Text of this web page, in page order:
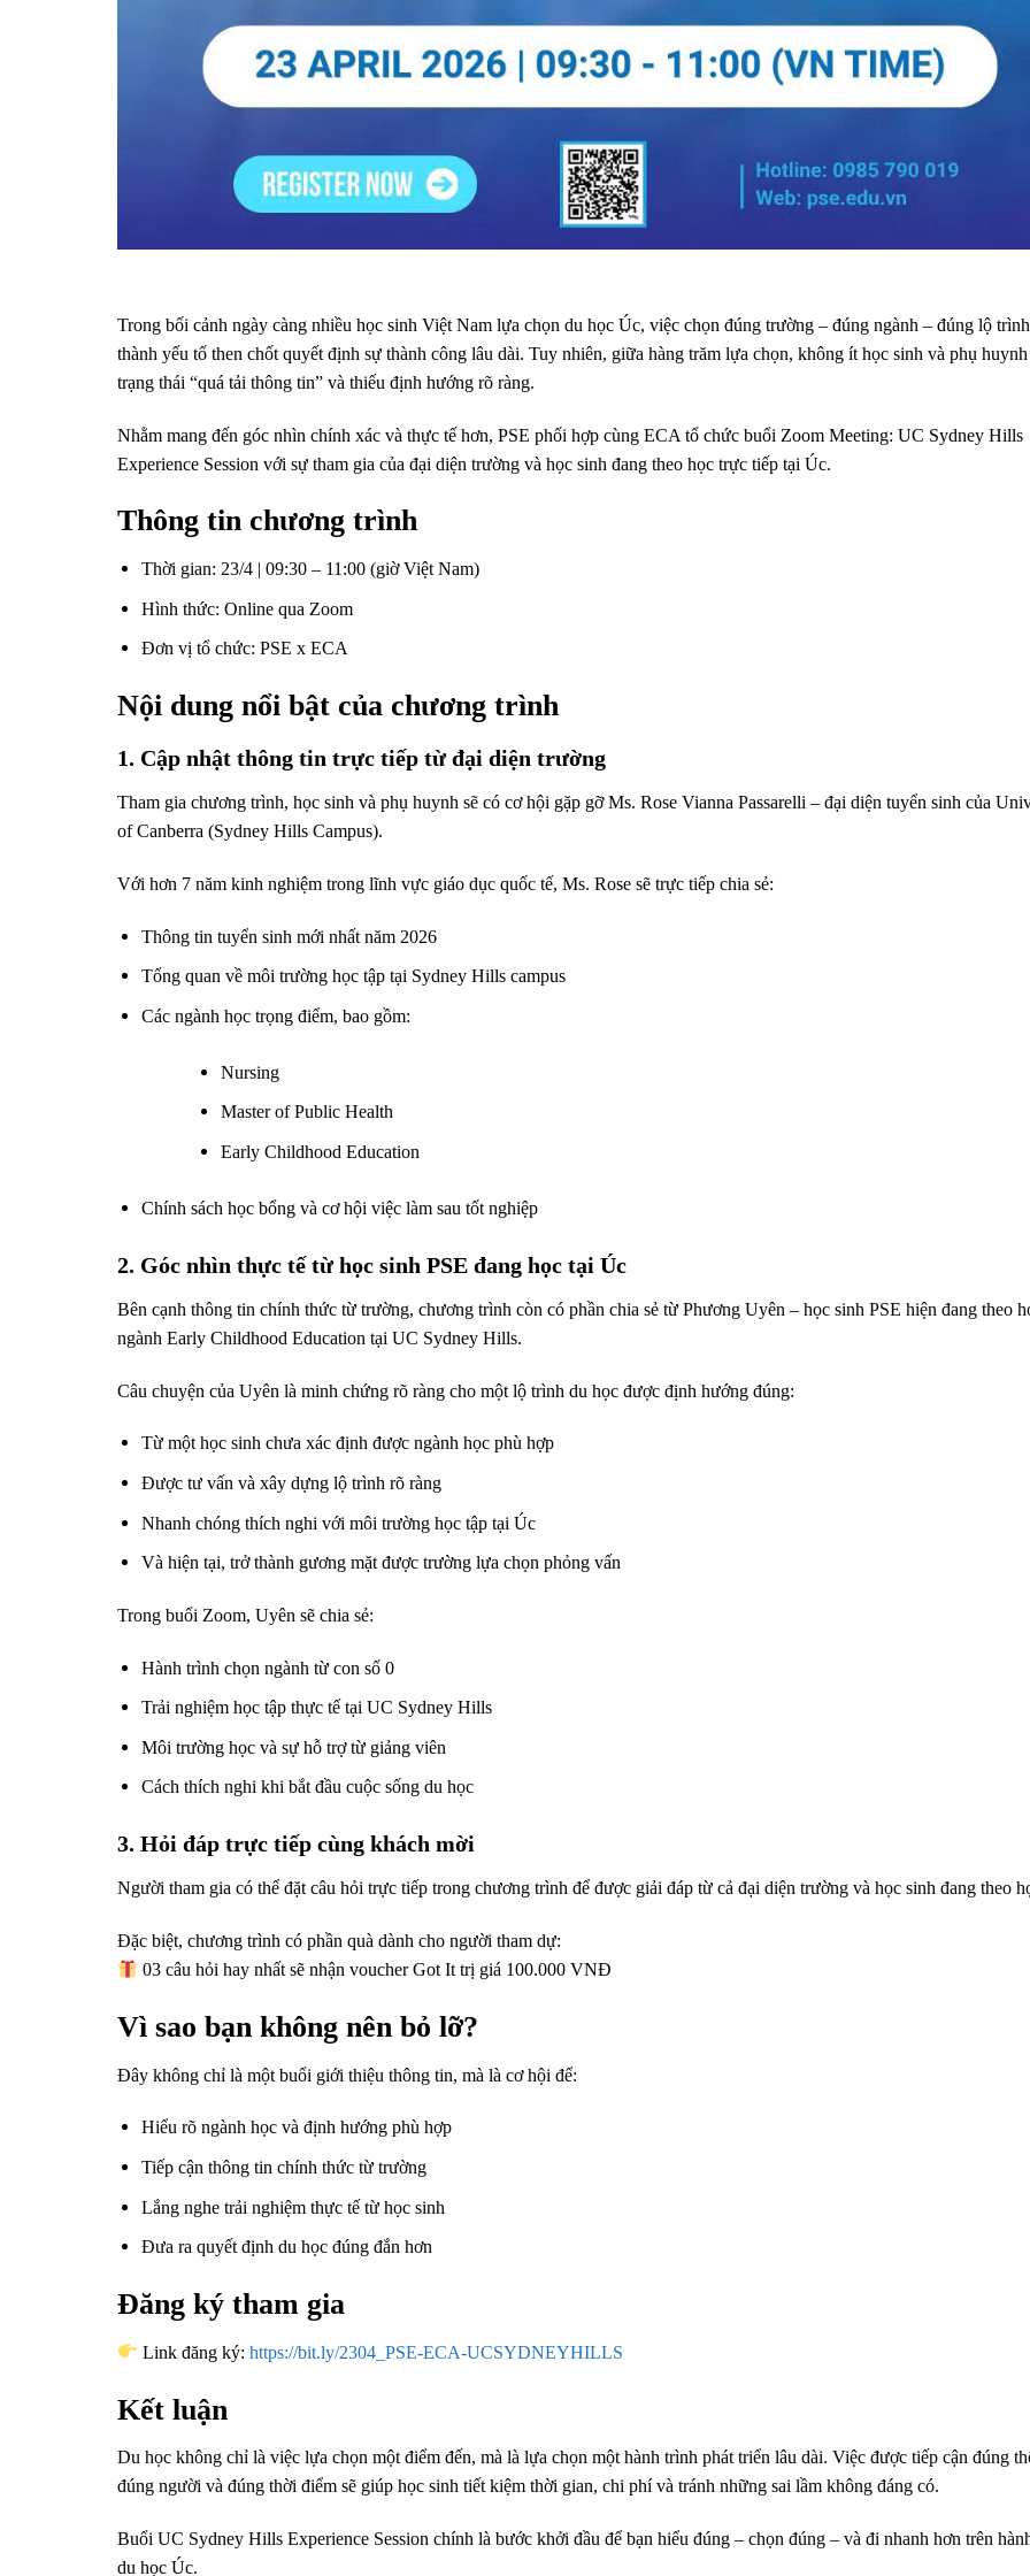
Trong bối cảnh ngày càng nhiều học sinh Việt Nam lựa chọn du học Úc, việc chọn đúng trường – đúng ngành – đúng lộ
thành yếu tố then chốt quyết định sự thành công lâu dài. Tuy nhiên, giữa hàng trăm lựa chọn, không ít học sinh và phụ
trạng thái “quá tải thông tin” và thiếu định hướng rõ ràng.
Nhằm mang đến góc nhìn chính xác và thực tế hơn, PSE phối hợp cùng ECA tổ chức buổi Zoom Meeting: UC Sydney Hills
Experience Session với sự tham gia của đại diện trường và học sinh đang theo học trực tiếp tại Úc.
Thông tin chương trình
Thời gian: 23/4 | 09:30 – 11:00 (giờ Việt Nam)
Hình thức: Online qua Zoom
Đơn vị tổ chức: PSE x ECA
Nội dung nổi bật của chương trình
1. Cập nhật thông tin trực tiếp từ đại diện trường
Tham gia chương trình, học sinh và phụ huynh sẽ có cơ hội gặp gỡ Ms. Rose Vianna Passarelli – đại diện tuyển sinh của
of Canberra (Sydney Hills Campus).
Với hơn 7 năm kinh nghiệm trong lĩnh vực giáo dục quốc tế, Ms. Rose sẽ trực tiếp chia sẻ:
Thông tin tuyển sinh mới nhất năm 2026
Tổng quan về môi trường học tập tại Sydney Hills campus
Các ngành học trọng điểm, bao gồm:
Nursing
Master of Public Health
Early Childhood Education
Chính sách học bổng và cơ hội việc làm sau tốt nghiệp
2. Góc nhìn thực tế từ học sinh PSE đang học tại Úc
Bên cạnh thông tin chính thức từ trường, chương trình còn có phần chia sẻ từ Phương Uyên – học sinh PSE hiện đang theo
ngành Early Childhood Education tại UC Sydney Hills.
Câu chuyện của Uyên là minh chứng rõ ràng cho một lộ trình du học được định hướng đúng:
Từ một học sinh chưa xác định được ngành học phù hợp
Được tư vấn và xây dựng lộ trình rõ ràng
Nhanh chóng thích nghi với môi trường học tập tại Úc
Và hiện tại, trở thành gương mặt được trường lựa chọn phỏng vấn
Trong buổi Zoom, Uyên sẽ chia sẻ:
Hành trình chọn ngành từ con số 0
Trải nghiệm học tập thực tế tại UC Sydney Hills
Môi trường học và sự hỗ trợ từ giảng viên
Cách thích nghi khi bắt đầu cuộc sống du học
3. Hỏi đáp trực tiếp cùng khách mời
Người tham gia có thể đặt câu hỏi trực tiếp trong chương trình để được giải đáp từ cả đại diện trường và học sinh đang theo
Đặc biệt, chương trình có phần quà dành cho người tham dự:
03 câu hỏi hay nhất sẽ nhận voucher Got It trị giá 100.000 VNĐ
Vì sao bạn không nên bỏ lỡ?
Đây không chỉ là một buổi giới thiệu thông tin, mà là cơ hội để:
Hiểu rõ ngành học và định hướng phù hợp
Tiếp cận thông tin chính thức từ trường
Lắng nghe trải nghiệm thực tế từ học sinh
Đưa ra quyết định du học đúng đắn hơn
Đăng ký tham gia
Link đăng ký:https://bit.ly/2304_PSE-ECA-UCSYDNEYHILLS
Kết luận
Du học không chỉ là việc lựa chọn một điểm đến, mà là lựa chọn một hành trình phát triển lâu dài. Việc được tiếp cận đúng
đúng người và đúng thời điểm sẽ giúp học sinh tiết kiệm thời gian, chi phí và tránh những sai lầm không đáng có.
Buổi UC Sydney Hills Experience Session chính là bước khởi đầu để bạn hiểu đúng – chọn đúng – và đi nhanh hơn trên
du học Úc.